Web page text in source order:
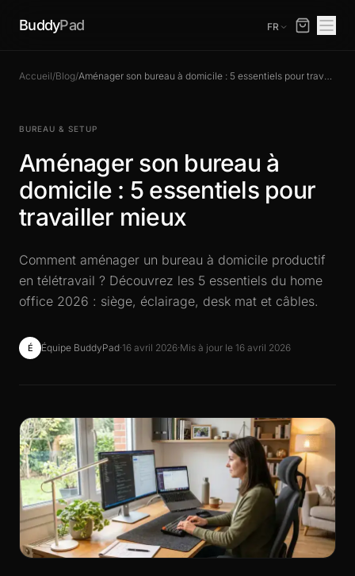
BuddyPad FR
Accueil/Blog/ Aménager son bureau à domicile : 5 essentiels pour travailler mieux
BUREAU & SETUP
Aménager son bureau à
domicile : 5 essentiels pour
travailler mieux
Comment aménager un bureau à domicile productif
en télétravail ? Découvrez les 5 essentiels du home
office 2026 : siège, éclairage, desk mat et câbles.
É Équipe BuddyPad·16 avril 2026·Mis à jour le 16 avril 2026